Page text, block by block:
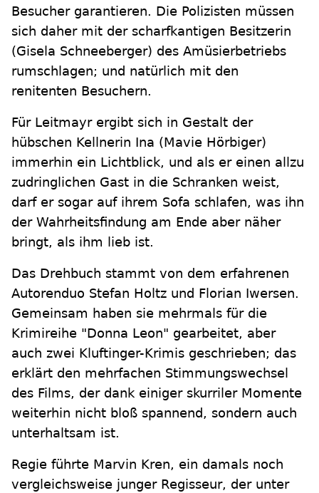
Besucher garantieren. Die Polizisten müssen
sich daher mit der scharfkantigen Besitzerin
(Gisela Schneeberger) des Amüsierbetriebs
rumschlagen; und natürlich mit den
renitenten Besuchern.
Für Leitmayr ergibt sich in Gestalt der
hübschen Kellnerin Ina (Mavie Hörbiger)
immerhin ein Lichtblick, und als er einen allzu
zudringlichen Gast in die Schranken weist,
darf er sogar auf ihrem Sofa schlafen, was ihn
der Wahrheitsfindung am Ende aber näher
bringt, als ihm lieb ist.
Das Drehbuch stammt von dem erfahrenen
Autorenduo Stefan Holtz und Florian Iwersen.
Gemeinsam haben sie mehrmals für die
Krimireihe "Donna Leon" gearbeitet, aber
auch zwei Kluftinger-Krimis geschrieben; das
erklärt den mehrfachen Stimmungswechsel
des Films, der dank einiger skurriler Momente
weiterhin nicht bloß spannend, sondern auch
unterhaltsam ist.
Regie führte Marvin Kren, ein damals noch
vergleichsweise junger Regisseur, der unter